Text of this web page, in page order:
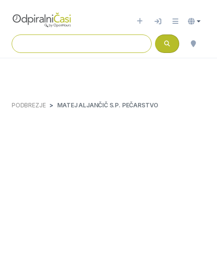
PODBREZJE MATEJ ALJANČIČ S.P. PEČARSTVO